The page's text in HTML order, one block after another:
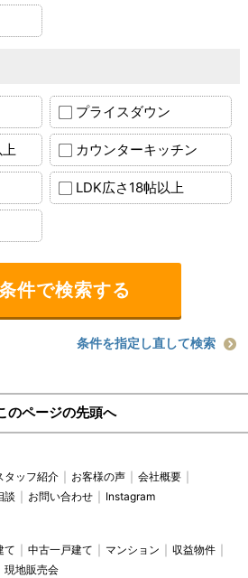
プライスダウン
カウンターキッチン
LDK広さ18帖以上
条件を指定し直して検索
のページの先頭へ
タッフ紹介 お客様の声
会社概要
談 お問い合わせ Instagram
て 中古一戸建て マンション
収益物件
現地販売会